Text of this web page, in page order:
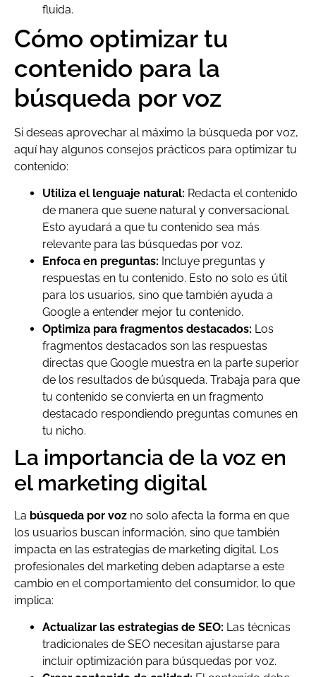
fluida.
Cómo optimizar tu
contenido para la
búsqueda por voz
Si deseas aprovechar al máximo la búsqueda por voz,
aquí hay algunos consejos prácticos para optimizar tu
contenido:
Utiliza el lenguaje natural: Redacta el contenido
de manera que suene natural y conversacional.
Esto ayudará a que tu contenido sea más
relevante para las búsquedas por voz.
Enfoca en preguntas: Incluye preguntas y
respuestas en tu contenido. Esto no solo es útil
para los usuarios, sino que también ayuda a
Google a entender mejor tu contenido.
Optimiza para fragmentos destacados: Los
fragmentos destacados son las respuestas
directas que Google muestra en la parte superior
de los resultados de búsqueda. Trabaja para que
tu contenido se convierta en un fragmento
destacado respondiendo preguntas comunes en
tu nicho.
La importancia de la voz en
el marketing digital
La búsqueda por voz no solo afecta la forma en que
los usuarios buscan información, sino que también
impacta en las estrategias de marketing digital. Los
profesionales del marketing deben adaptarse a este
cambio en el comportamiento del consumidor, lo que
implica:
Actualizar las estrategias de SEO: Las técnicas
tradicionales de SEO necesitan ajustarse para
incluir optimización para búsquedas por voz.